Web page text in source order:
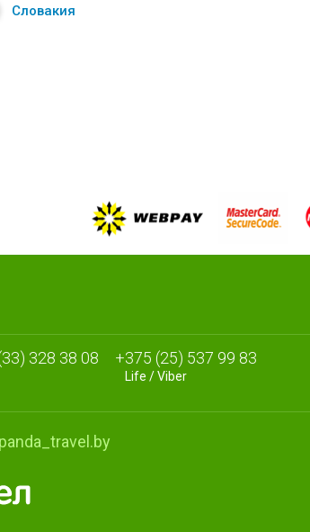
Словакия
328 38 08 +375 (25) 537 99 83
Life / Viber
panda_travel.by